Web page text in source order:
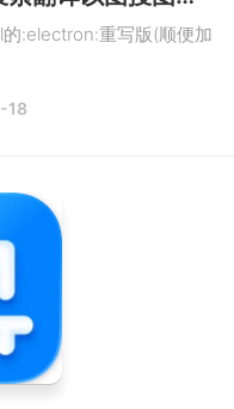
:electron:重写版(顺便加
18